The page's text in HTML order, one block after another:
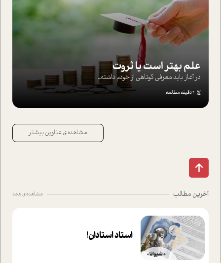
علم بهتر است یا ثروت
در آغاز باید معرفی کوتاهی از خودم داشته...
4 دقیقه مطالعه
مشاهده ی عناوین بیشتر
آخرین مطالب مشاهده ی همه
استاد استادان!